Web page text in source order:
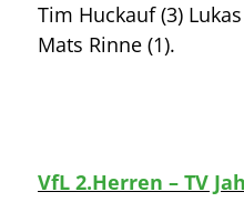
Tim Huckauf (3)
Mats Rinne (1).
VfL 2.Herren – TV